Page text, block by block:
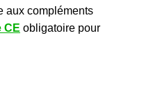
aux compléments
CE obligatoire pour